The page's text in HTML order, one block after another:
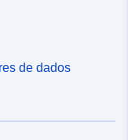
de dados